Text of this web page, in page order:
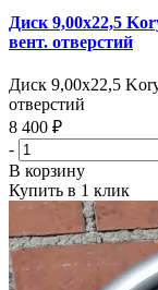
Диск 9,00х22,5
вент. отверстий
Диск 9,00х22,5
отверстий
8 400 ₽
-
В корзину
Купить в 1 клик